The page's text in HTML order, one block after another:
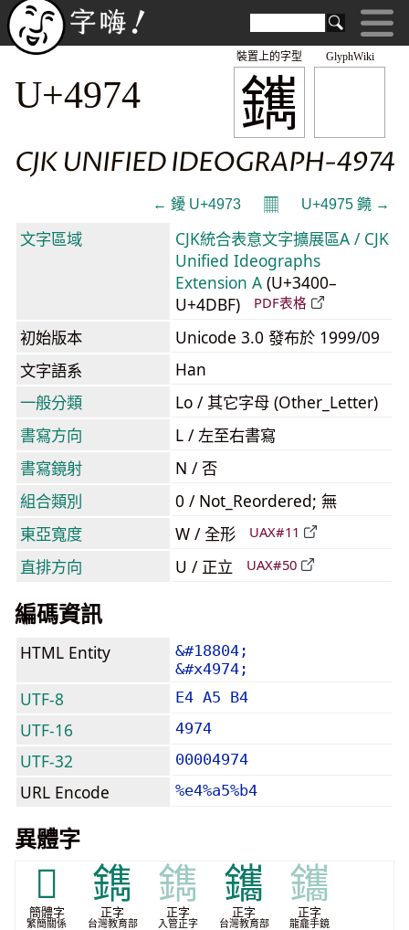
GlyphWiki
䥴
裝置上的字型
U+4974
CJK UNIFIED IDEOGRAPH-4974
← 䥳 U+4973 𝄜 U+4975 䥵 →
文字區域
CJK統合表意文字擴展區A / CJK
Unified Ideographs
Extension A (U+3400–
U+4DBF)
PDF表格
初始版本
Unicode 3.0 發布於 1999/09
文字語系
Han
一般分類
Lo / 其它字母 (Other_Letter)
書寫方向
L / 左至右書寫
書寫鏡射
N / 否
組合類別
0 / Not_Reordered; 無
東亞寬度
W / 全形 UAX#11
直排方向 U / 正立 UAX#50
編碼資訊
HTML Entity
&#18804;
&#x4974;
UTF-8 E4 A5 B4
UTF-16 4974
UTF-32 00004974
URL Encode %e4%a5%b4
異體字
𰿅
簡體字
繁簡關係
鐫
正字
台灣教育部
鐫
正字
入管正字
鑴
正字
台灣教育部
鑴
正字
龍龕手鏡